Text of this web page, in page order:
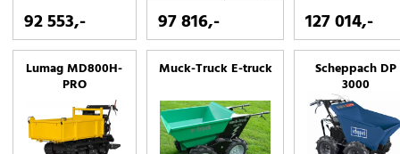
92 553,- 97 816,- 127 014,-
Lumag MD800H-
PRO
Muck-Truck E-truck Scheppach DP
3000